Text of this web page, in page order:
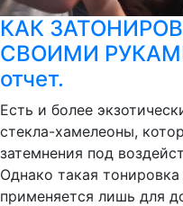
КАК
СВОИМИ
отчет.
Есть и более
стекла-хамелеоны,
затемнения под
Однако такая
применяется лишь для